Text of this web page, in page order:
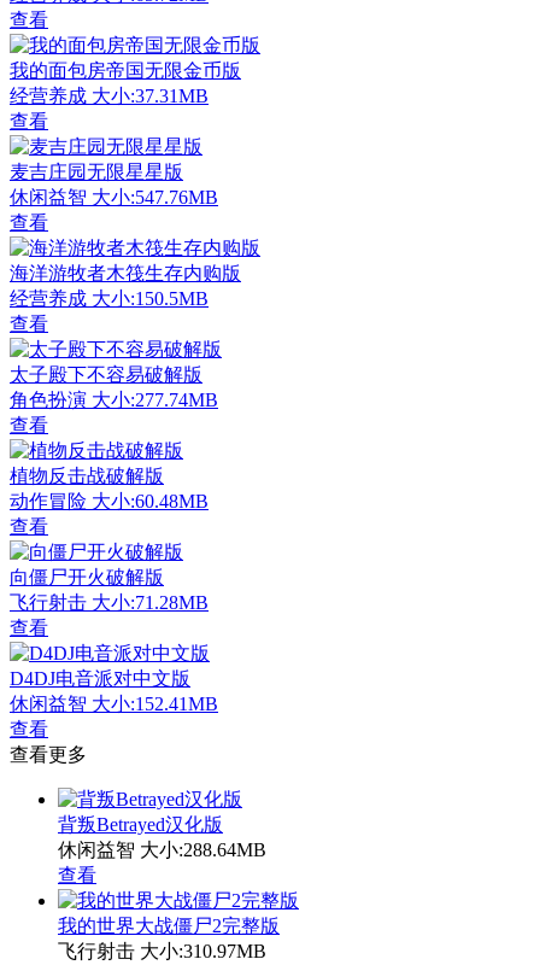
查看
我的面包房帝国无限金币版
经营养成 大小:37.31MB
查看
麦吉庄园无限星星版
休闲益智 大小:547.76MB
查看
海洋游牧者木筏生存内购版
经营养成 大小:150.5MB
查看
太子殿下不容易破解版
角色扮演 大小:277.74MB
查看
植物反击战破解版
动作冒险 大小:60.48MB
查看
向僵尸开火破解版
飞行射击 大小:71.28MB
查看
D4DJ电音派对中文版
休闲益智 大小:152.41MB
查看
查看更多
背叛Betrayed汉化版
休闲益智 大小:288.64MB
查看
我的世界大战僵尸2完整版
飞行射击 大小:310.97MB